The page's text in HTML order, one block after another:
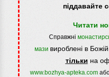
піддавайте
Читати
Справжні
мази вироблені в
тільки на
www.bozhya-apteka.com